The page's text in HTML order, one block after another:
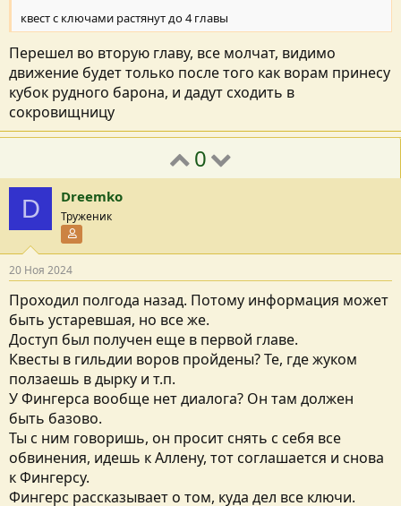
квест с ключами растянут до 4 главы
Перешел во вторую главу, все молчат, видимо
движение будет только после того как ворам принесу
кубок рудного барона, и дадут сходить в
сокровищницу
0
D Dreemko
Труженик
20 Ноя 2024
Проходил полгода назад. Потому информация может
быть устаревшая, но все же.
Доступ был получен еще в первой главе.
Квесты в гильдии воров пройдены? Те, где жуком
ползаешь в дырку и т.п.
У Фингерса вообще нет диалога? Он там должен
быть базово.
Ты с ним говоришь, он просит снять с себя все
обвинения, идешь к Аллену, тот соглашается и снова
к Фингерсу.
Фингерс рассказывает о том, куда дел все ключи.